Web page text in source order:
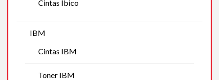
Cintas Ibico
IBM
Cintas IBM
Toner IBM